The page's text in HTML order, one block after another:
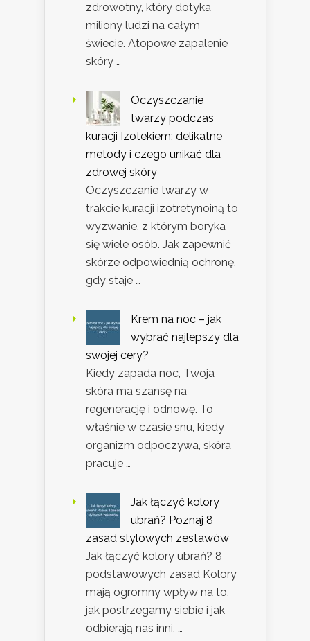
zdrowotny, który dotyka
miliony ludzi na całym
świecie. Atopowe zapalenie
skóry …
Oczyszczanie
twarzy podczas
kuracji Izotekiem: delikatne
metody i czego unikać dla
zdrowej skóry
Oczyszczanie twarzy w
trakcie kuracji izotretynoiną to
wyzwanie, z którym boryka
się wiele osób. Jak zapewnić
skórze odpowiednią ochronę,
gdy staje …
Krem na noc – jak
wybrać najlepszy dla
swojej cery?
Kiedy zapada noc, Twoja
skóra ma szansę na
regenerację i odnowę. To
właśnie w czasie snu, kiedy
organizm odpoczywa, skóra
pracuje …
Jak łączyć kolory
ubrań? Poznaj 8
zasad stylowych zestawów
Jak łączyć kolory ubrań? 8
podstawowych zasad Kolory
mają ogromny wpływ na to,
jak postrzegamy siebie i jak
odbierają nas inni. …